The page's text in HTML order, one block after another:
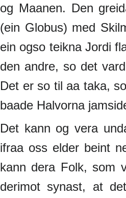
og Maanen. Den
(ein Globus) med
ein ogso teikna Jordi
den andre, so det
Det er so til aa taka,
baade Halvorna
Det kann og vera
ifraa oss elder beint
kann dera Folk, som
derimot synast, at